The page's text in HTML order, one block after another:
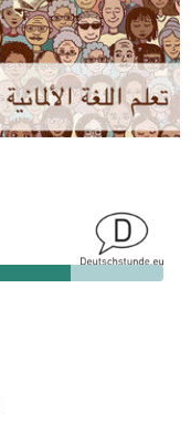
1.013 €
fehlen noch